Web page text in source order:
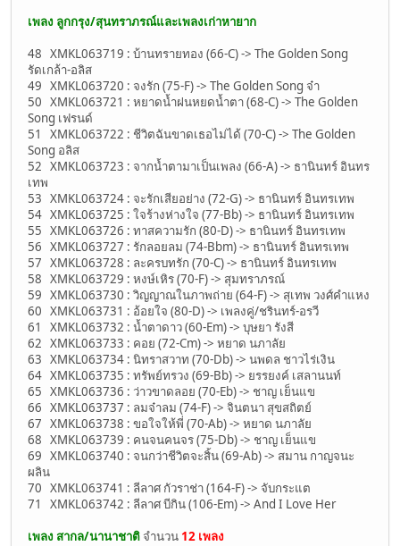
เพลง ลูกกรุง/สุนทราภรณ์และเพลงเก่าหายาก
48 XMKL063719 : บ้านทรายทอง (66-C) -> The Golden Song
รัดเกล้า-อลิส
49 XMKL063720 : จงรัก (75-F) -> The Golden Song จ๋า
50 XMKL063721 : หยาดน้ำฝนหยดน้ำตา (68-C) -> The Golden
Song เฟรนด์
51 XMKL063722 : ชีวิตฉันขาดเธอไม่ได้ (70-C) -> The Golden
Song อลิส
52 XMKL063723 : จากน้ำตามาเป็นเพลง (66-A) -> ธานินทร์ อินทร
เทพ
53 XMKL063724 : จะรักเสียอย่าง (72-G) -> ธานินทร์ อินทรเทพ
54 XMKL063725 : ใจร้างห่างใจ (77-Bb) -> ธานินทร์ อินทรเทพ
55 XMKL063726 : ทาสความรัก (80-D) -> ธานินทร์ อินทรเทพ
56 XMKL063727 : รักลอยลม (74-Bbm) -> ธานินทร์ อินทรเทพ
57 XMKL063728 : ละครบทรัก (70-C) -> ธานินทร์ อินทรเทพ
58 XMKL063729 : หงษ์เหิร (70-F) -> สุมทราภรณ์
59 XMKL063730 : วิญญาณในภาพถ่าย (64-F) -> สุเทพ วงศ์คำแหง
60 XMKL063731 : อ้อยใจ (80-D) -> เพลงคู่/ชรินทร์-อรวี
61 XMKL063732 : น้ำตาดาว (60-Em) -> บุษยา รังสี
62 XMKL063733 : คอย (72-Cm) -> หยาด นภาลัย
63 XMKL063734 : นิทราสวาท (70-Db) -> นพดล ชาวไร่เงิน
64 XMKL063735 : ทรัพย์ทรวง (69-Bb) -> ยรรยงค์ เสลานนท์
65 XMKL063736 : ว่าวขาดลอย (70-Eb) -> ชาญ เย็นแข
66 XMKL063737 : ลมจ๋าลม (74-F) -> จินตนา สุขสถิตย์
67 XMKL063738 : ขอใจให้พี่ (70-Ab) -> หยาด นภาลัย
68 XMKL063739 : คนจนคนจร (75-Db) -> ชาญ เย็นแข
69 XMKL063740 : จนกว่าชีวิตจะสิ้น (69-Ab) -> สมาน กาญจนะ
ผลิน
70 XMKL063741 : ลีลาศ กัวราช่า (164-F) -> จับกระแต
71 XMKL063742 : ลีลาศ บีกิน (106-Em) -> And I Love Her
เพลง สากล/นานาชาติ จำนวน 12 เพลง